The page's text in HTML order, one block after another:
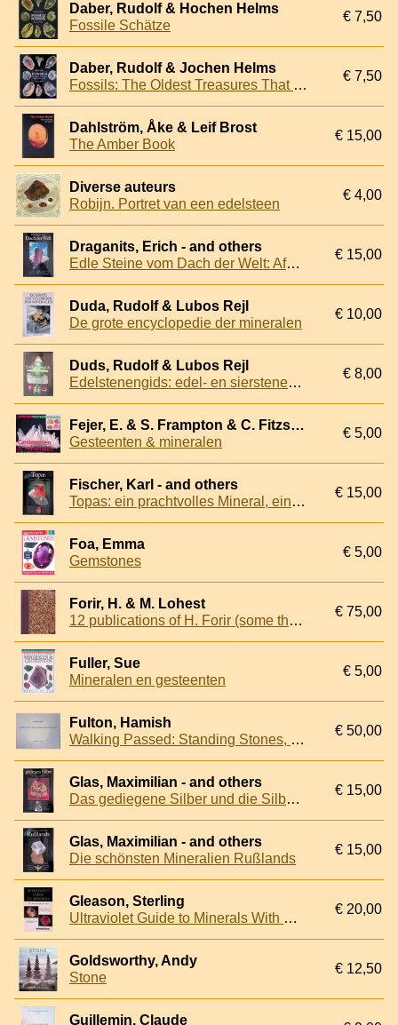
Daber, Rudolf & Hochen Helms
Fossile Schätze
€ 7,50
Daber, Rudolf & Jochen Helms
Fossils: The Oldest Treasures That Ever Lived
€ 7,50
Dahlström, Åke & Leif Brost
The Amber Book
€ 15,00
Diverse auteurs
Robijn. Portret van een edelsteen
€ 4,00
Draganits, Erich - and others
Edle Steine vom Dach der Welt: Afghanistan & Pakistan
€ 15,00
Duda, Rudolf & Lubos Rejl
De grote encyclopedie der mineralen
€ 10,00
Duds, Rudolf & Lubos Rejl
Edelstenengids: edel- en sierstenen en hun kenmerken
€ 8,00
Fejer, E. & S. Frampton & C. Fitzsimons
Gesteenten & mineralen
€ 5,00
Fischer, Karl - and others
Topas: ein prachtvolles Mineral, ein lebhafter Edelstein
€ 15,00
Foa, Emma
Gemstones
€ 5,00
Forir, H. & M. Lohest
12 publications of H. Forir (some thogether with M. Lohest)
€ 75,00
Fuller, Sue
Mineralen en gesteenten
€ 5,00
Fulton, Hamish
Walking Passed: Standing Stones, Cairns, Milestones, Rocks and Boulders
€ 50,00
Glas, Maximilian - and others
Das gediegene Silber und die Silbermineralien
€ 15,00
Glas, Maximilian - and others
Die schönsten Mineralien Rußlands
€ 15,00
Gleason, Sterling
Ultraviolet Guide to Minerals With Mineral Identification Charts
€ 20,00
Goldsworthy, Andy
Stone
€ 12,50
Guillemin, Claude